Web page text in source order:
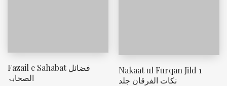
Fazail e Sahabat فضائل
الصحابۃ
Nakaat ul Furqan Jild 1
نکات الفرقان جلد